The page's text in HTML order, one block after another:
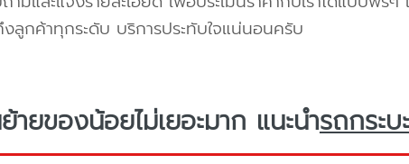
งลูกค้าทุกระดับ บริการประทับใจแน่นอนครับ
ายของน้อยไม่เยอะมาก แนะนำรถกระบ